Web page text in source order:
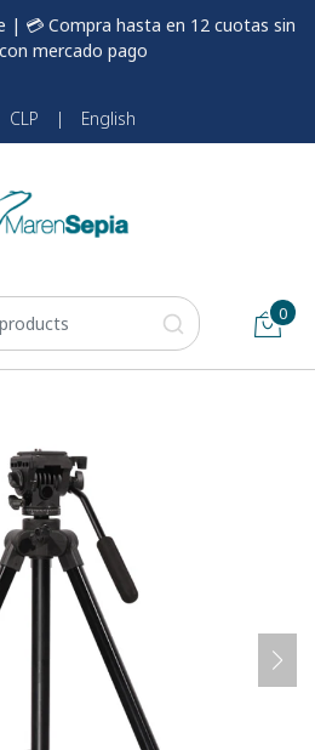
| 💳 Compra hasta en 12 cuotas sin
mercado pago
CLP | English
0